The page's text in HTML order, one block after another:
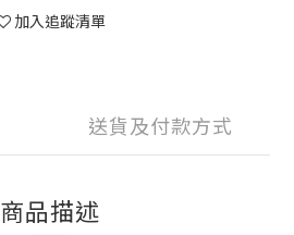
加入追蹤清單
送貨及付款方式
商品描述